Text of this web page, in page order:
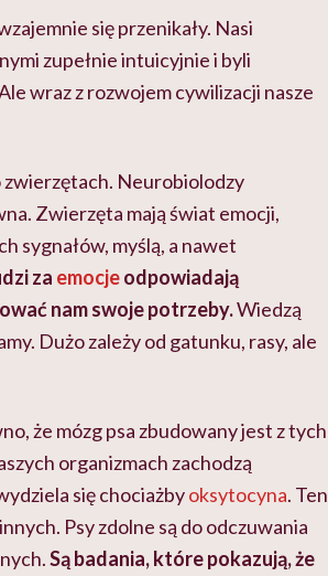
się przenikały. Nasi
zupełnie intuicyjnie i byli
wraz z rozwojem cywilizacji nasze
zwierzętach. Neurobiolodzy
Zwierzęta mają świat emocji,
sygnałów, myślą, a nawet
za emocjeodpowiadają
nam swoje potrzeby.Wiedzą
Dużo zależy od gatunku, rasy, ale
że mózg psa zbudowany jest z tych
organizmach zachodzą
się chociażbyoksytocyna. Ten
Psy zdolne są do odczuwania
Są badania, które pokazują, że